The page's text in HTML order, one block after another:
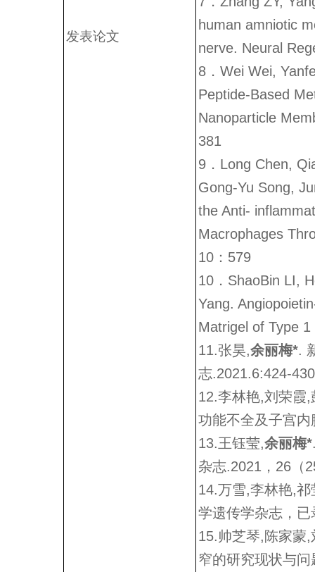
发表论文
human amniotic
nerve. Neural
8．Wei Wei,
Peptide-Based
Nanoparticle
381
9．Long Chen,
Gong-Yu Song,
the Anti-
Macrophages
10：579
10．ShaoBin LI,
Yang.
Matrigel of Type
11.张昊,余丽梅*.
志.2021.6:424-430
12.李林艳,刘荣霞
功能不全及子宫
13.王钰莹,余丽梅*
杂志.2021，26（
14.万雪,李林艳,
学遗传学杂志，已
15.帅芝琴,陈家蒙
窄的研究现状与